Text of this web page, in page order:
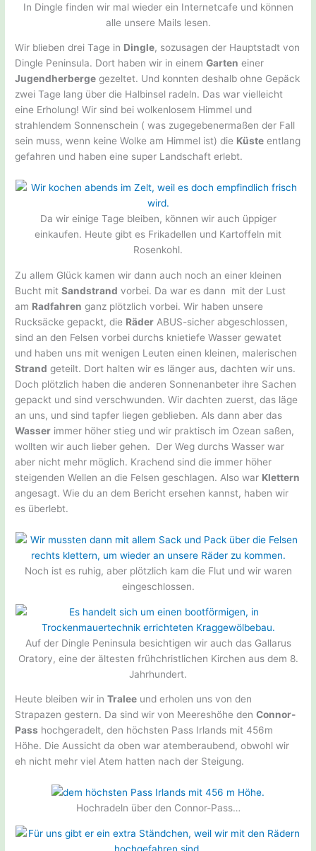
In Dingle finden wir mal wieder ein Internetcafe und können
alle unsere Mails lesen.
Wir blieben drei Tage in Dingle, sozusagen der Hauptstadt von
Dingle Peninsula. Dort haben wir in einemGarten einer
Jugendherberge gezeltet. Und konnten deshalb ohne Gepäck
zwei Tage lang über die Halbinsel radeln. Das war vielleicht
eine Erholung! Wir sind bei wolkenlosem Himmel und
strahlendem Sonnenschein ( was zugegebenermaßen der Fall
sein muss, wenn keine Wolke am Himmel ist) die Küste entlang
gefahren und haben eine super Landschaft erlebt.
Da wir einige Tage bleiben, können wir auch üppiger
einkaufen. Heute gibt es Frikadellen und Kartoffeln mit
Rosenkohl.
Zu allem Glück kamen wir dann auch noch an einer kleinen
Bucht mitSandstrand vorbei. Da war es dann mit der Lust
am Radfahren ganz plötzlich vorbei. Wir haben unsere
Rucksäcke gepackt, die Räder ABUS-sicher abgeschlossen,
sind an den Felsen vorbei durchs knietiefe Wasser gewatet
und haben uns mit wenigen Leuten einen kleinen, malerischen
Strand geteilt. Dort halten wir es länger aus, dachten wir uns.
Doch plötzlich haben die anderen Sonnenanbeter ihre Sachen
gepackt und sind verschwunden. Wir dachten zuerst, das läge
an uns, und sind tapfer liegen geblieben. Als dann aber das
Wasser immer höher stieg und wir praktisch im Ozean saßen,
wollten wir auch lieber gehen. Der Weg durchs Wasser war
aber nicht mehr möglich. Krachend sind die immer höher
steigenden Wellen an die Felsen geschlagen. Also war Klettern
angesagt. Wie du an dem Bericht ersehen kannst, haben wir
es überlebt.
Noch ist es ruhig, aber plötzlich kam die Flut und wir waren
eingeschlossen.
Auf der Dingle Peninsula besichtigen wir auch das Gallarus
Oratory, eine der ältesten frühchristlichen Kirchen aus dem 8.
Jahrhundert.
Heute bleiben wir inTralee und erholen uns von den
Strapazen gestern. Da sind wir von Meereshöhe denConnor-
Pass hochgeradelt, den höchsten Pass Irlands mit 456m
Höhe. Die Aussicht da oben war atemberaubend, obwohl wir
eh nicht mehr viel Atem hatten nach der Steigung.
Hochradeln über den Connor-Pass…